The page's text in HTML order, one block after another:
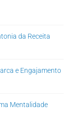
da Receita
e Engajamento
Mentalidade